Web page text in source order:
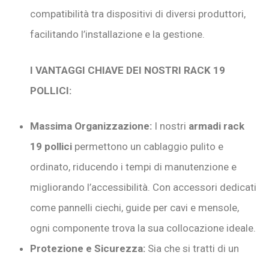
compatibilità tra dispositivi di diversi produttori,
facilitando l’installazione e la gestione.
I VANTAGGI CHIAVE DEI NOSTRI RACK 19
POLLICI:
Massima Organizzazione: I nostri armadi rack
19 pollici permettono un cablaggio pulito e
ordinato, riducendo i tempi di manutenzione e
migliorando l’accessibilità. Con accessori dedicati
come pannelli ciechi, guide per cavi e mensole,
ogni componente trova la sua collocazione ideale.
Protezione e Sicurezza: Sia che si tratti di un